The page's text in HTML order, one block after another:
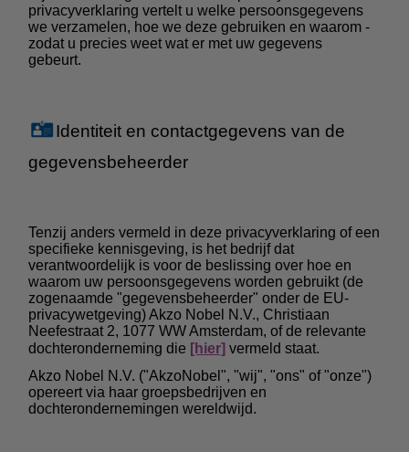
privacyverklaring vertelt u welke persoonsgegevens
we verzamelen, hoe we deze gebruiken en waarom -
zodat u precies weet wat er met uw gegevens
gebeurt.
Identiteit en contactgegevens van de
gegevensbeheerder
Tenzij anders vermeld in deze privacyverklaring of een
specifieke kennisgeving, is het bedrijf dat
verantwoordelijk is voor de beslissing over hoe en
waarom uw persoonsgegevens worden gebruikt (de
zogenaamde "gegevensbeheerder" onder de EU-
privacywetgeving) Akzo Nobel N.V., Christiaan
Neefestraat 2, 1077 WW Amsterdam, of de relevante
dochteronderneming die [hier] vermeld staat.
Akzo Nobel N.V. ("AkzoNobel", "wij", "ons" of "onze")
opereert via haar groepsbedrijven en
dochterondernemingen wereldwijd.